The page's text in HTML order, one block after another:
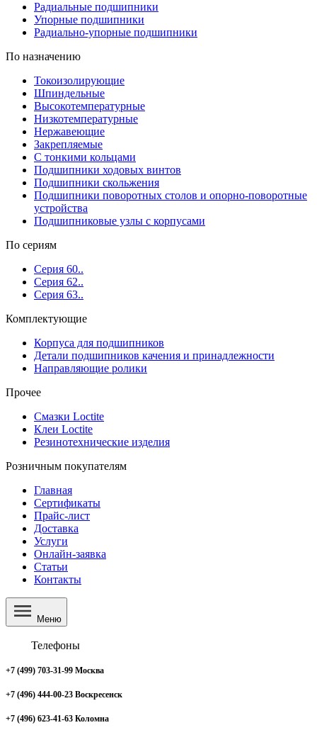
Радиальные подшипники
Упорные подшипники
Радиально-упорные подшипники
По назначению
Токоизолирующие
Шпиндельные
Высокотемпературные
Низкотемпературные
Нержавеющие
Закрепляемые
С тонкими кольцами
Подшипники ходовых винтов
Подшипники скольжения
Подшипники поворотных столов и опорно-поворотные
устройства
Подшипниковые узлы с корпусами
По сериям
Серия 60..
Серия 62..
Серия 63..
Комплектующие
Корпуса для подшипников
Детали подшипников качения и принадлежности
Направляющие ролики
Прочее
Смазки Loctite
Клеи Loctite
Резинотехнические изделия
Розничным покупателям
Главная
Сертификаты
Прайс-лист
Доставка
Услуги
Онлайн-заявка
Статьи
Контакты
Меню
Телефоны
+7 (499) 703-31-99 Москва
+7 (496) 444-00-23 Воскресенск
+7 (496) 623-41-63 Коломна